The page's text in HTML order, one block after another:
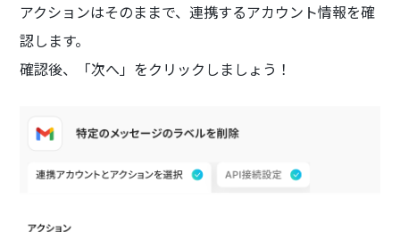
アクションはそのままで、連携するアカウント情報を確
認します。
確認後、「次へ」をクリックしましょう！